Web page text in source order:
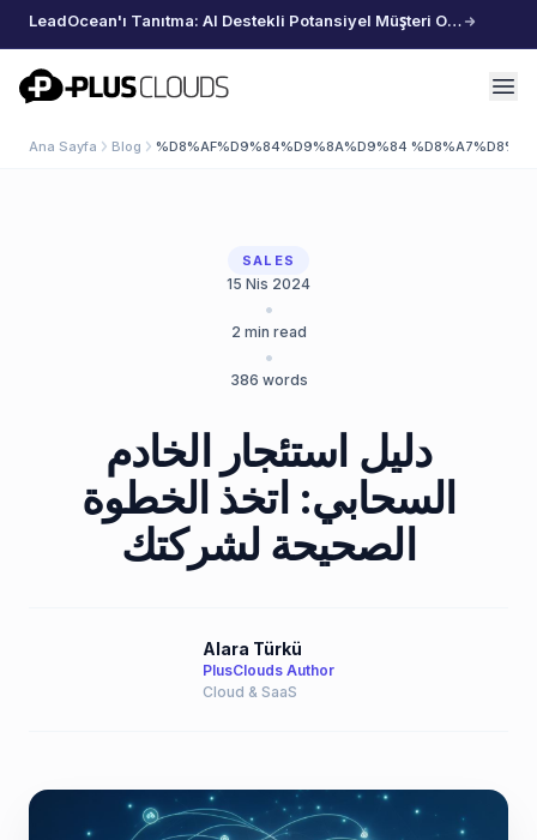
LeadOcean'ı Tanıtma: AI Destekli Potansiyel Müşteri Oluşturma, Özenle Seçilmiş Veriler, Zahmetsiz Büyüme
PlusClouds
Ana Sayfa Blog %D8%AF%D9%84%D9%8A%D9%84
SALES
15 Nis 2024
•
2 min read
•
386 words
دليل استئجار الخادم
السحابي: اتخذ الخطوة
الصحيحة لشركتك
Alara Türkü
PlusClouds Author
Cloud & SaaS